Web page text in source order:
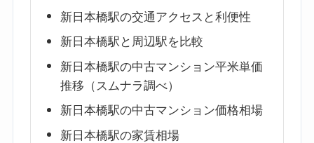
新日本橋駅の交通アクセスと利便性
新日本橋駅と周辺駅を比較
新日本橋駅の中古マンション平米単価
推移（スムナラ調べ）
新日本橋駅の中古マンション価格相場
新日本橋駅の家賃相場